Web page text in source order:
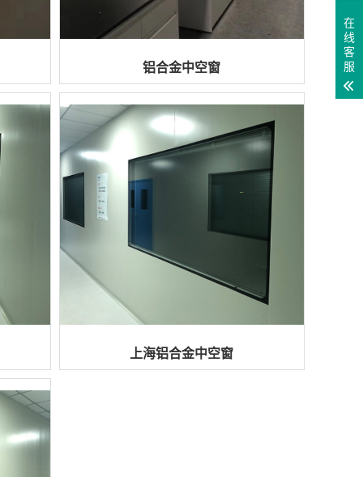
铝合金中空窗
上海铝合金中空窗
在
线
客
服